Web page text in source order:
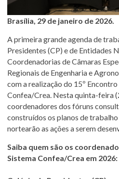
Brasília, 29 de janeiro de 2026.
A primeira grande agenda de
Presidentes (CP) e de Entidades
Coordenadorias de Câmaras
Regionais de Engenharia e
com a realização do 15º
Confea/Crea. Nesta quinta-feira
coordenadores dos fóruns
construídos os planos de
nortearão as ações a serem
Saiba quem são os
Sistema Confea/Crea em 2026: